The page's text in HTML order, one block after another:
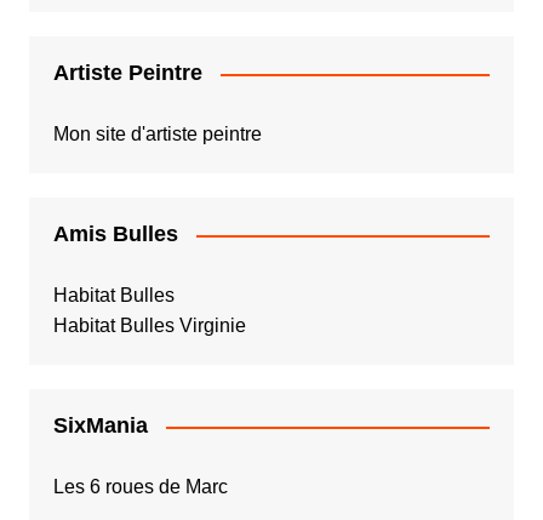
Artiste Peintre
Mon site d'artiste peintre
Amis Bulles
Habitat Bulles
Habitat Bulles Virginie
SixMania
Les 6 roues de Marc